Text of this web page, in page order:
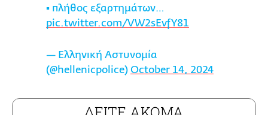
▪️ πλήθος εξαρτημάτων…
pic.twitter.com/VW2sEvfY81
— Ελληνική Αστυνομία
(@hellenicpolice) October 14, 2024